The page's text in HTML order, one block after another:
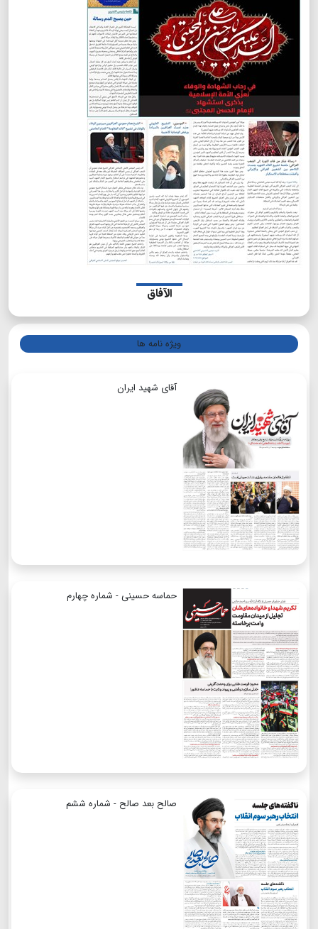
الآفاق
ویژه نامه ها
آقای شهید ایران
حماسه حسینی - شماره چهارم
صالح بعد صالح - شماره ششم